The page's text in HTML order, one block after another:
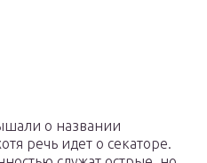
о названии
речь идет о секаторе.